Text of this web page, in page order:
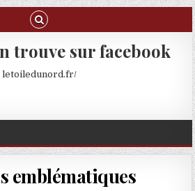
trouve sur facebook
letoiledunord.fr/
emblématiques